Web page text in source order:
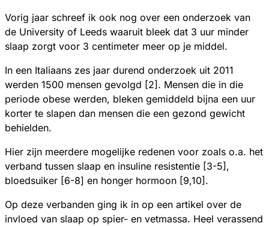
Vorig jaar schreef ik ook nog over een onderzoek van
de University of Leeds waaruit bleek dat 3 uur minder
slaap zorgt voor 3 centimeter meer op je middel.
In een Italiaans zes jaar durend onderzoek uit 2011
werden 1500 mensen gevolgd [2]. Mensen die in die
periode obese werden, bleken gemiddeld bijna een uur
korter te slapen dan mensen die een gezond gewicht
behielden.
Hier zijn meerdere mogelijke redenen voor zoals o.a. het
verband tussen slaap en insuline resistentie [3-5],
bloedsuiker [6-8] en honger hormoon [9,10].
Op deze verbanden ging ik in op een artikel over de
invloed van slaap op spier- en vetmassa. Heel verassend